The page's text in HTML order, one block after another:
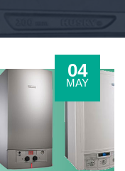
04
MAY